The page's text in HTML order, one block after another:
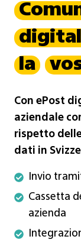
la
Con ePost
aziendale
rispetto
dati in
Invio
Invio
tramite
tutti
Cassetta
azienda
Cassetta
delle
lettere
Integrazione